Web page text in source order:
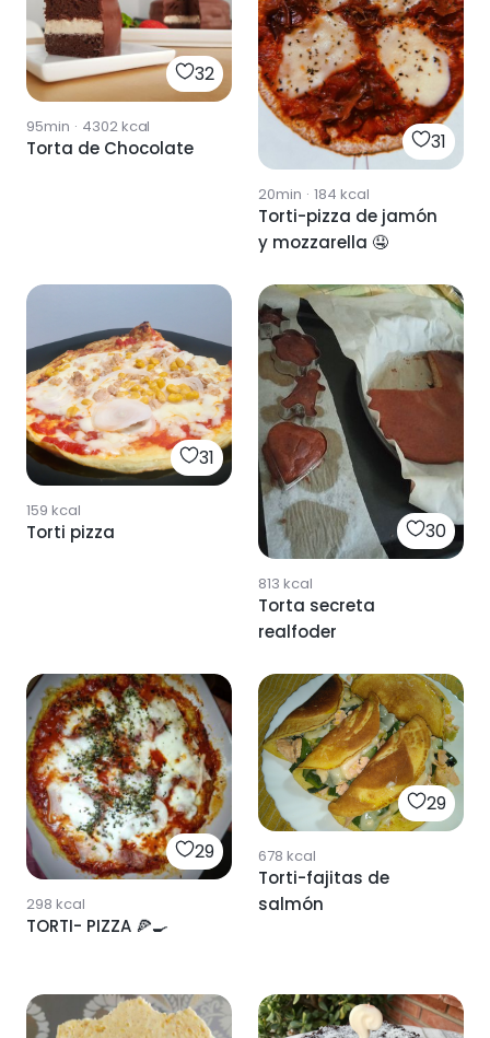
32
95min · 4302kcal
Torta de Chocolate 31
20min · 184 kcal
Torti-pizza de jamón
y mozzarella 🤤
31
159 kcal
Torti pizza 30
813 kcal
Torta secreta
realfoder
29
298 kcal
TORTI- PIZZA 🍕🍳
29
678 kcal
Torti-fajitas de
salmón